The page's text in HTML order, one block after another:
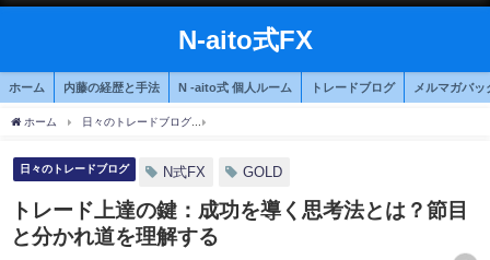
N-aito式FX
ホーム 内藤の経歴と手法 N -aito式 個人ルーム トレードブログ メルマガバ
ホーム 日々のトレードブログ
日々のトレードブログ N式FX GOLD
トレード上達の鍵：成功を導く思考法とは？節目
と分かれ道を理解する